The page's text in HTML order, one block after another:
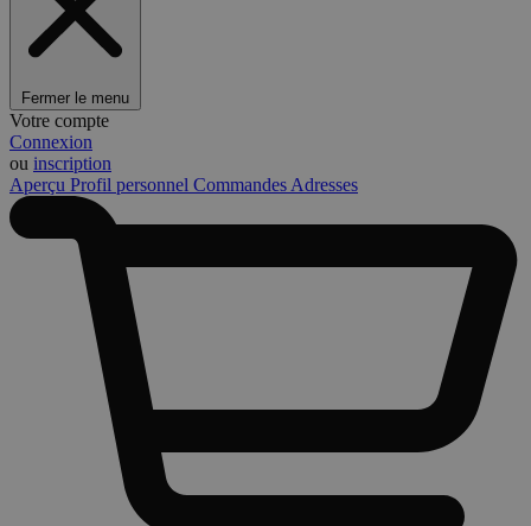
Fermer le menu
Votre compte
Connexion
ou inscription
Aperçu Profil personnel Commandes Adresses